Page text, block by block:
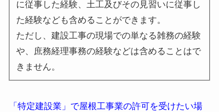
に従事した経験、土工及びその見習いに従事し
た経験なども含めることができます。
ただし、建設工事の現場での単なる雑務の経験
や、庶務経理事務の経験などは含めることはで
きません。
「 特定建設業」で屋根工事業の許可を受けたい場